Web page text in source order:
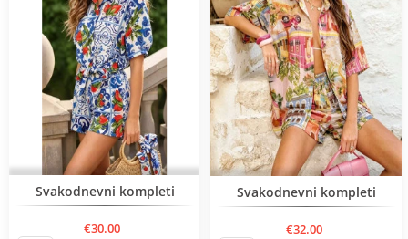
Нов продукт
Svakodnevni kompleti
€30.00
Нов продукт
Svakodnevni kompleti
€32.00